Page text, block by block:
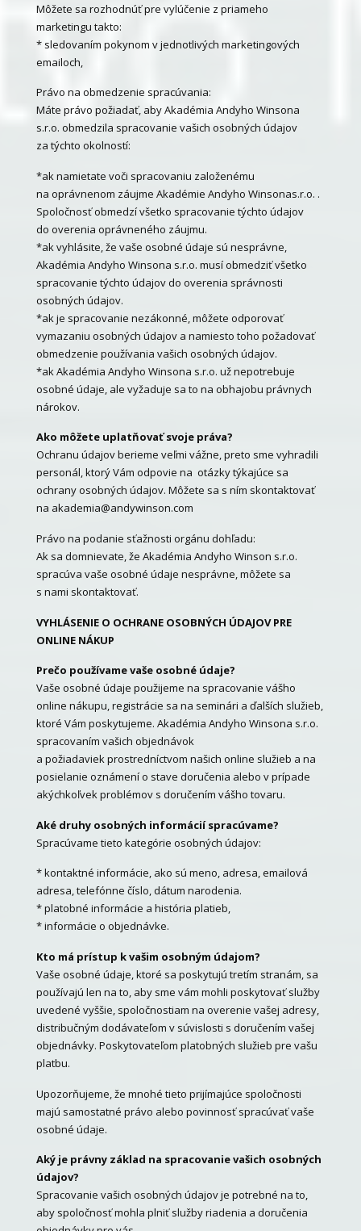
Môžete sa rozhodnúť pre vylúčenie z priameho
marketingu takto:
* sledovaním pokynom v jednotlivých marketingových
emailoch,
Právo na obmedzenie spracúvania:
Máte právo požiadať, aby Akadémia Andyho Winsona
s.r.o. obmedzila spracovanie vašich osobných údajov
za týchto okolností:
*ak namietate voči spracovaniu založenému
na oprávnenom záujme Akadémie Andyho Winsonas.r.o. .
Spoločnosť obmedzí všetko spracovanie týchto údajov
do overenia oprávneného záujmu.
*ak vyhlásite, že vaše osobné údaje sú nesprávne,
Akadémia Andyho Winsona s.r.o. musí obmedziť všetko
spracovanie týchto údajov do overenia správnosti
osobných údajov.
*ak je spracovanie nezákonné, môžete odporovať
vymazaniu osobných údajov a namiesto toho požadovať
obmedzenie používania vašich osobných údajov.
*ak Akadémia Andyho Winsona s.r.o. už nepotrebuje
osobné údaje, ale vyžaduje sa to na obhajobu právnych
nárokov.
Ako môžete uplatňovať svoje práva?
Ochranu údajov berieme veľmi vážne, preto sme vyhradili
personál, ktorý Vám odpovie na otázky týkajúce sa
ochrany osobných údajov. Môžete sa s ním skontaktovať
na akademia@andywinson.com
Právo na podanie sťažnosti orgánu dohľadu:
Ak sa domnievate, že Akadémia Andyho Winson s.r.o.
spracúva vaše osobné údaje nesprávne, môžete sa
s nami skontaktovať.
VYHLÁSENIE O OCHRANE OSOBNÝCH ÚDAJOV PRE
ONLINE NÁKUP
Prečo používame vaše osobné údaje?
Vaše osobné údaje použijeme na spracovanie vášho
online nákupu, registrácie sa na seminári a ďalších služieb,
ktoré Vám poskytujeme. Akadémia Andyho Winsona s.r.o.
spracovaním vašich objednávok
a požiadaviek prostredníctvom našich online služieb a na
posielanie oznámení o stave doručenia alebo v prípade
akýchkoľvek problémov s doručením vášho tovaru.
Aké druhy osobných informácií spracúvame?
Spracúvame tieto kategórie osobných údajov:
* kontaktné informácie, ako sú meno, adresa, emailová
adresa, telefónne číslo, dátum narodenia.
* platobné informácie a história platieb,
* informácie o objednávke.
Kto má prístup k vašim osobným údajom?
Vaše osobné údaje, ktoré sa poskytujú tretím stranám, sa
používajú len na to, aby sme vám mohli poskytovať služby
uvedené vyššie, spoločnostiam na overenie vašej adresy,
distribučným dodávateľom v súvislosti s doručením vašej
objednávky. Poskytovateľom platobných služieb pre vašu
platbu.
Upozorňujeme, že mnohé tieto prijímajúce spoločnosti
majú samostatné právo alebo povinnosť spracúvať vaše
osobné údaje.
Aký je právny základ na spracovanie vašich osobných
údajov?
Spracovanie vašich osobných údajov je potrebné na to,
aby spoločnosť mohla plniť služby riadenia a doručenia